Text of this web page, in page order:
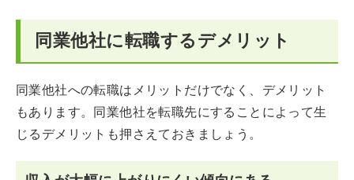
同業他社に転職するデメリット
同業他社への転職はメリットだけでなく、デメリット
もあります。同業他社を転職先にすることによって生
じるデメリットも押さえておきましょう。